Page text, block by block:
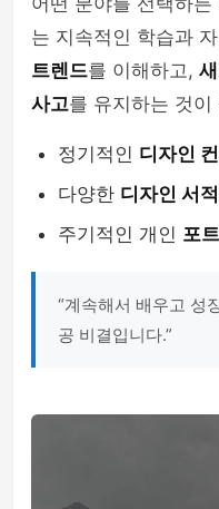
는 지속적인 학습과
트렌드를 이해하고,
사고를 유지하는 것이
정기적인 디자인
다양한 디자인 서적
주기적인 개인 포
“계속해서 배우고 성
공 비결입니다.”